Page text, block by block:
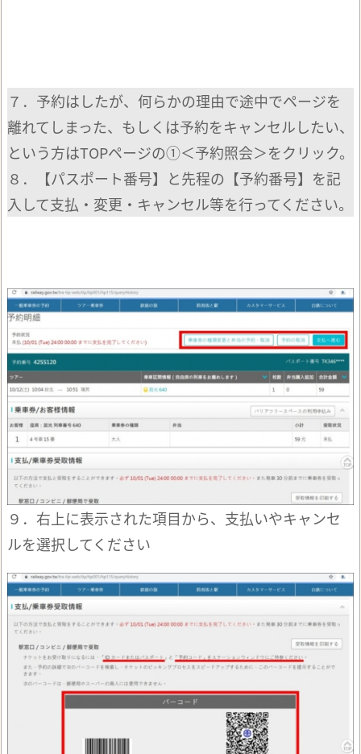
７．予約はしたが、何らかの理由で途中でページを
離れてしまった、もしくは予約をキャンセルしたい、
という方はTOPページの①＜予約照会＞をクリック。
８．【パスポート番号】と先程の【予約番号】を記
入して支払・変更・キャンセル等を行ってください。
９．右上に表示された項目から、支払いやキャンセ
ルを選択してください